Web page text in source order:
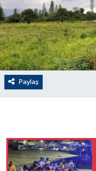
Paylaş
Dış Haberler
Dünya
EĞİTİM
EKONOMİ
Flaş Haber